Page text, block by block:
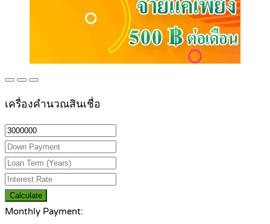
เครื่องคำนวณสินเชื่อ
Calculate
Monthly Payment: